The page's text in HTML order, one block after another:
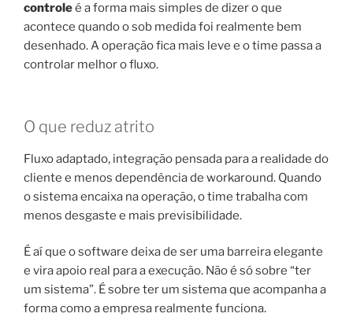
controleé a forma mais simples de dizer o que
acontece quando o sob medida foi realmente bem
desenhado. A operação fica mais leve e o time passa a
controlar melhor o fluxo.
O que reduz atrito
Fluxo adaptado, integração pensada para a realidade do
cliente e menos dependência de workaround. Quando
o sistema encaixa na operação, o time trabalha com
menos desgaste e mais previsibilidade.
É aí que o software deixa de ser uma barreira elegante
e vira apoio real para a execução. Não é só sobre “ter
um sistema”. É sobre ter um sistema que acompanha a
forma como a empresa realmente funciona.